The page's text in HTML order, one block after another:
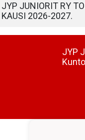
JYP JUNIORIT RY
KAUSI 2026-2027.
JYP